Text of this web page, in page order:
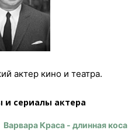
актер кино и театра.
сериалы актера
Варвара Краса - длинная коса